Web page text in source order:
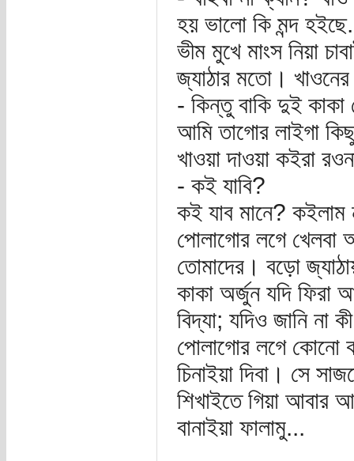
হয় ভালো কি মন্দ
ভীম মুখে মাংস নিয়া
জ্যাঠার মতো। খাওনের
- কিন্তু বাকি দুই কাকা
আমি তাগোর লাইগা
খাওয়া দাওয়া কইরা
- কই যাবি?
কই যাব মানে? কইলাম
পোলাগোর লগে খেলবা
তোমাদের। বড়ো
কাকা অর্জুন যদি ফিরা
বিদ্যা; যদিও জানি
পোলাগোর লগে কোনো
চিনাইয়া দিবা। সে
শিখাইতে গিয়া আবার
বানাইয়া ফালামু...